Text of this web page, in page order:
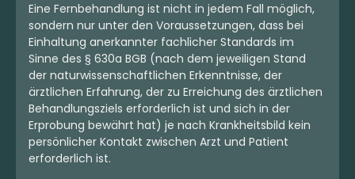
Indica Blüten
Bathera 29 CA TK
Hybrid Blüten
Eine Fernbehandlung ist nicht in jedem Fall möglich,
sondern nur unter den Voraussetzungen, dass bei
Einhaltung anerkannter fachlicher Standards im
Sinne des § 630a BGB (nach dem jeweiligen Stand
der naturwissenschaftlichen Erkenntnisse, der
ärztlichen Erfahrung, der zu Erreichung des ärztlichen
Behandlungsziels erforderlich ist und sich in der
Erprobung bewährt hat) je nach Krankheitsbild kein
persönlicher Kontakt zwischen Arzt und Patient
erforderlich ist.